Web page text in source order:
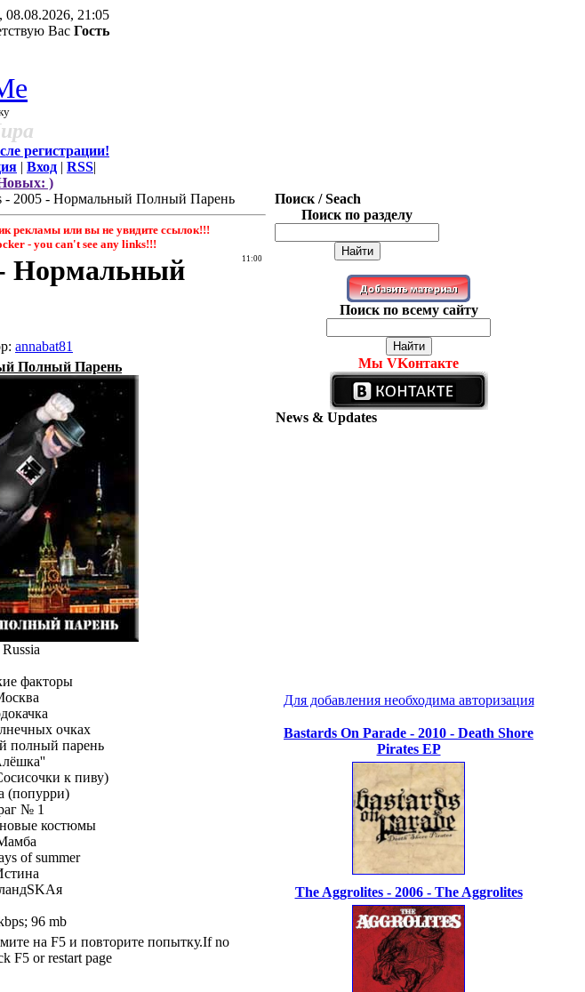
08.08.2026, 21:05
Вас Гость
регистрации!
| Вход | RSS|
)
- 2005 - Нормальный Полный Парень
или вы не увидите ссылок!!!
- you саn't see any links!!!
11:00
Нормальный
: annabat81
Полный Парень
факторы
очках
полный парень
к пиву)
(попурри)
№ 1
костюмы
of summer
96 mb
на F5 и повторите попытку.If no
F5 or restart page
Поиск / Seach
Поиск по разделу
Поиск по всему сайту
Мы VKонтакте
News & Updates
Для добавления необходима авторизация
Bastards On Parade - 2010 - Death Shore
Pirates EP
The Aggrolites - 2006 - The Aggrolites